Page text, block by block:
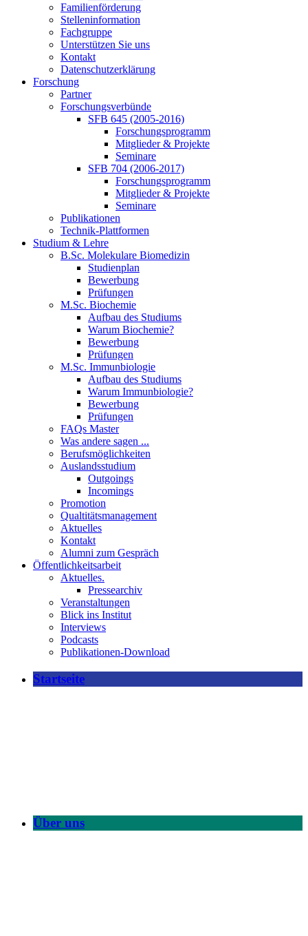
Familienförderung
Stelleninformation
Fachgruppe
Unterstützen Sie uns
Kontakt
Datenschutzerklärung
Forschung
Partner
Forschungsverbünde
SFB 645 (2005-2016)
Forschungsprogramm
Mitglieder & Projekte
Seminare
SFB 704 (2006-2017)
Forschungsprogramm
Mitglieder & Projekte
Seminare
Publikationen
Technik-Plattformen
Studium & Lehre
B.Sc. Molekulare Biomedizin
Studienplan
Bewerbung
Prüfungen
M.Sc. Biochemie
Aufbau des Studiums
Warum Biochemie?
Bewerbung
Prüfungen
M.Sc. Immunbiologie
Aufbau des Studiums
Warum Immunbiologie?
Bewerbung
Prüfungen
FAQs Master
Was andere sagen ...
Berufsmöglichkeiten
Auslandsstudium
Outgoings
Incomings
Promotion
Qualtitätsmanagement
Aktuelles
Kontakt
Alumni zum Gespräch
Öffentlichkeitsarbeit
Aktuelles.
Pressearchiv
Veranstaltungen
Blick ins Institut
Interviews
Podcasts
Publikationen-Download
Startseite
Über uns